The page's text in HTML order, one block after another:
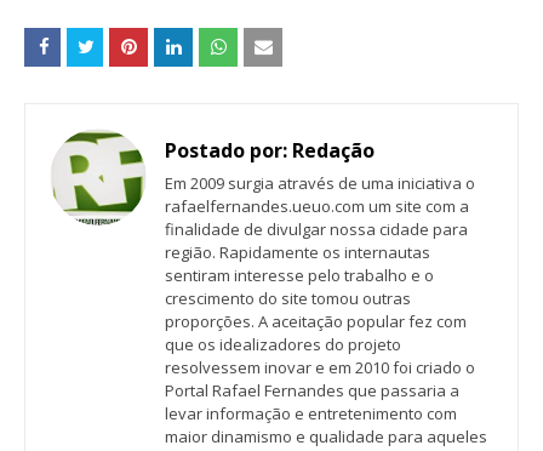
Postado por: Redação
Em 2009 surgia através de uma iniciativa o
rafaelfernandes.ueuo.com um site com a
finalidade de divulgar nossa cidade para
região. Rapidamente os internautas
sentiram interesse pelo trabalho e o
crescimento do site tomou outras
proporções. A aceitação popular fez com
que os idealizadores do projeto
resolvessem inovar e em 2010 foi criado o
Portal Rafael Fernandes que passaria a
levar informação e entretenimento com
maior dinamismo e qualidade para aqueles